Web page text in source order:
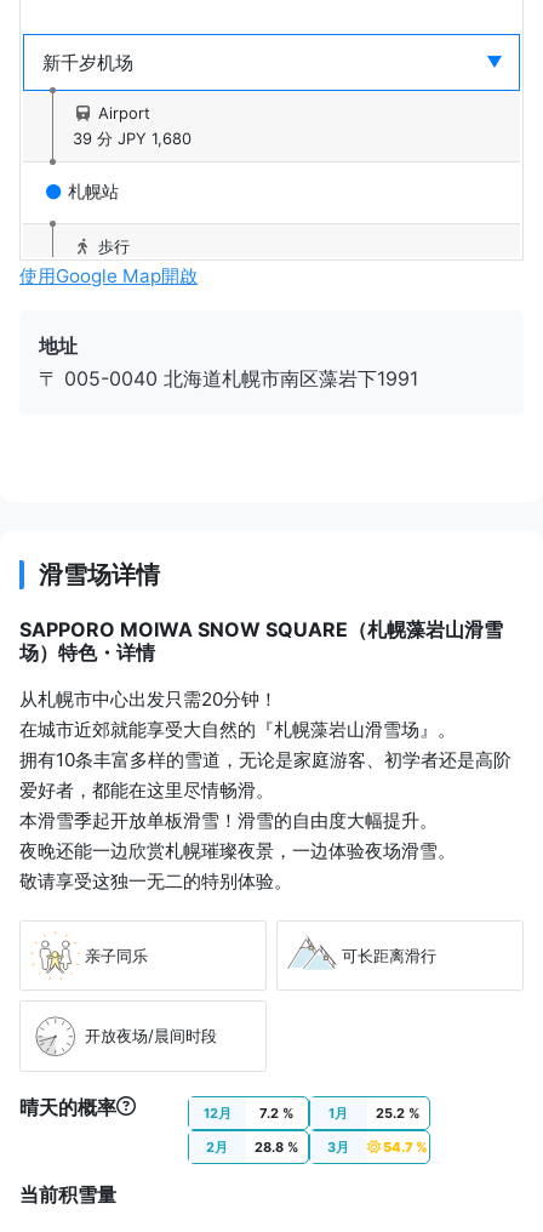
Airport
39 分 JPY 1,680
札幌站
歩行
6 分
札幌地下铁南北线
札幌藻岩山滑雪场
使用Google Map開啟
地址
〒 005-0040 北海道札幌市南区藻岩下1991
滑雪场详情
SAPPORO MOIWA SNOW SQUARE（札幌藻岩山滑雪
场）特色・详情
从札幌市中心出发只需20分钟！
在城市近郊就能享受大自然的『札幌藻岩山滑雪场』。
拥有10条丰富多样的雪道，无论是家庭游客、初学者还是高阶
爱好者，都能在这里尽情畅滑。
本滑雪季起开放单板滑雪！滑雪的自由度大幅提升。
夜晚还能一边欣赏札幌璀璨夜景，一边体验夜场滑雪。
敬请享受这独一无二的特别体验。
亲子同乐 可长距离滑行
开放夜场/晨间时段
晴天的概率 12月 7.2 % 1月
25.2 %
2月
28.8 % 3月 54.7 %
当前积雪量